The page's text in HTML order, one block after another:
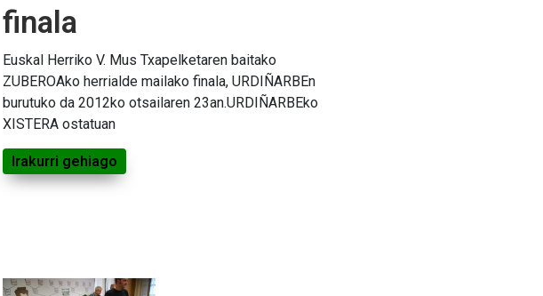
finala
Euskal Herriko V. Mus Txapelketaren baitako
ZUBEROAko herrialde mailako finala, URDIÑARBEn
burutuko da 2012ko otsailaren 23an.URDIÑARBEko
XISTERA ostatuan
Irakurri gehiago